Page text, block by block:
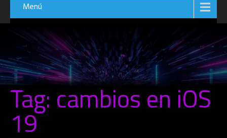
Menú
Tag: cambios en iOS
19